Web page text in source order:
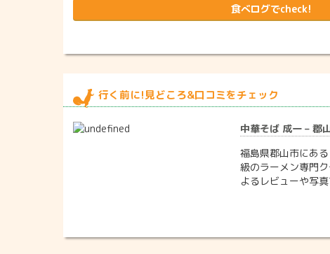
食べログでcheck!
行く前に!見どころ&口コミをチェック
中華そば 成一 – 郡
福島県郡山市にあ
級のラーメン専門
よるレビューや写